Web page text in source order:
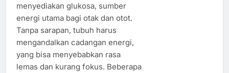
menyediakan glukosa, sumber
energi utama bagi otak dan otot.
Tanpa sarapan, tubuh harus
mengandalkan cadangan energi,
yang bisa menyebabkan rasa
lemas dan kurang fokus. Beberapa